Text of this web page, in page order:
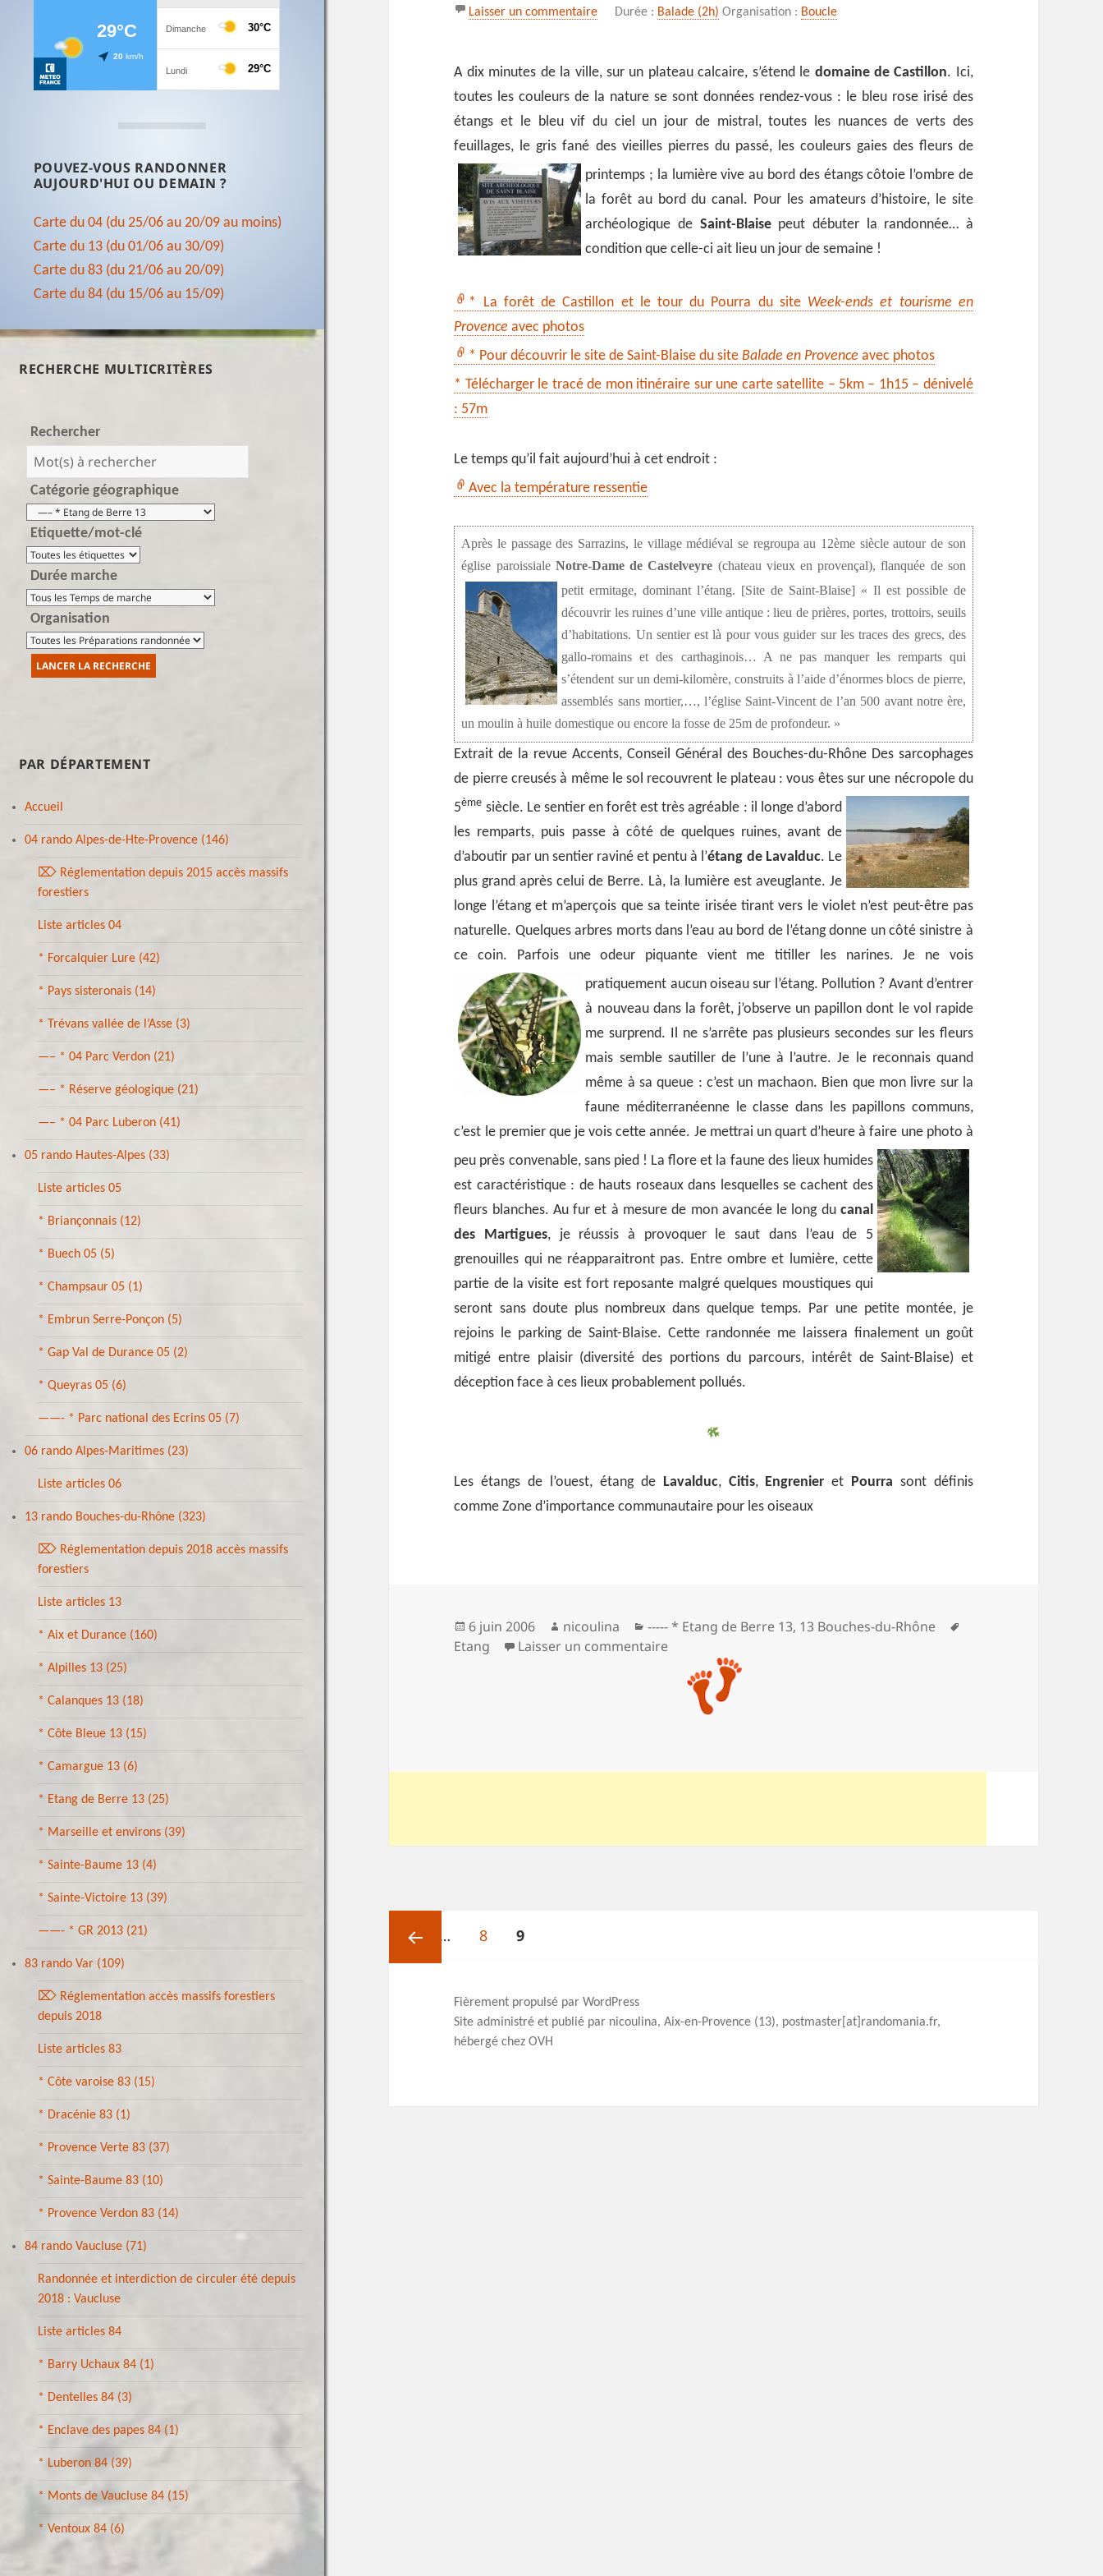
POUVEZ-VOUS RANDONNER
AUJOURD'HUI OU DEMAIN ?
Carte du 04 (du 25/06 au 20/09 au moins)
Carte du 13 (du 01/06 au 30/09)
Carte du 83 (du 21/06 au 20/09)
Carte du 84 (du 15/06 au 15/09)
RECHERCHE MULTICRITÈRES
Rechercher
Catégorie géographique
Etiquette/mot-clé
Durée marche
Organisation
PAR DÉPARTEMENT
Accueil
04 rando Alpes-de-Hte-Provence (146)
⌦ Réglementation depuis 2015 accès massifs
forestiers
Liste articles 04
* Forcalquier Lure (42)
* Pays sisteronais (14)
* Trévans vallée de l’Asse (3)
—– * 04 Parc Verdon (21)
—– * Réserve géologique (21)
—– * 04 Parc Luberon (41)
05 rando Hautes-Alpes (33)
Liste articles 05
* Briançonnais (12)
* Buech 05 (5)
* Champsaur 05 (1)
* Embrun Serre-Ponçon (5)
* Gap Val de Durance 05 (2)
* Queyras 05 (6)
——- * Parc national des Ecrins 05 (7)
06 rando Alpes-Maritimes (23)
Liste articles 06
13 rando Bouches-du-Rhône (323)
⌦ Réglementation depuis 2018 accès massifs
forestiers
Liste articles 13
* Aix et Durance (160)
* Alpilles 13 (25)
* Calanques 13 (18)
* Côte Bleue 13 (15)
* Camargue 13 (6)
* Etang de Berre 13 (25)
* Marseille et environs (39)
* Sainte-Baume 13 (4)
* Sainte-Victoire 13 (39)
——- * GR 2013 (21)
83 rando Var (109)
⌦ Réglementation accès massifs forestiers
depuis 2018
Liste articles 83
* Côte varoise 83 (15)
* Dracénie 83 (1)
* Provence Verte 83 (37)
* Sainte-Baume 83 (10)
* Provence Verdon 83 (14)
84 rando Vaucluse (71)
Randonnée et interdiction de circuler été depuis
2018 : Vaucluse
Liste articles 84
* Barry Uchaux 84 (1)
* Dentelles 84 (3)
* Enclave des papes 84 (1)
* Luberon 84 (39)
* Monts de Vaucluse 84 (15)
* Ventoux 84 (6)
Laisser un commentaire
sur Entre étang et forêt de Castillon
Durée : Balade (2h) Organisation : Boucle
A dix minutes de la ville, sur un plateau calcaire, s’étend le domaine de Castillon. Ici,
toutes les couleurs de la nature se sont données rendez-vous : le bleu rose irisé des
étangs et le bleu vif du ciel un jour de mistral, toutes les nuances de verts des
feuillages, le gris fané des vieilles pierres du passé, les couleurs gaies des fleurs de
printemps ; la lumière vive au bord des étangs côtoie l’ombre de
la forêt au bord du canal. Pour les amateurs d’histoire, le site
archéologique de Saint-Blaisepeut débuter la randonnée… à
condition que celle-ci ait lieu un jour de semaine !
* La forêt de Castillon et le tour du Pourra du site Week-ends et tourisme en
Provence avec photos
* Pour découvrir le site de Saint-Blaise du siteBalade en Provence avec photos
* Télécharger le tracé de mon itinéraire sur une carte satellite – 5km – 1h15 – dénivelé
: 57m
Le temps qu’il fait aujourd’hui à cet endroit :
Avec la température ressentie
Après le passage des Sarrazins, le village médiéval se regroupa au 12ème siècle autour de son
église paroissiale Notre-Dame de Castelveyre (chateau vieux en provençal), flanquée de son
petit ermitage, dominant l’étang. [Site de Saint-Blaise] « Il est possible de
découvrir les ruines d’une ville antique : lieu de prières, portes, trottoirs, seuils
d’habitations. Un sentier est là pour vous guider sur les traces des grecs, des
gallo-romains et des carthaginois… A ne pas manquer les remparts qui
s’étendent sur un demi-kilomère, construits à l’aide d’énormes blocs de pierre,
assemblés sans mortier,…, l’église Saint-Vincent de l’an 500 avant notre ère,
un moulin à huile domestique ou encore la fosse de 25m de profondeur. »
Extrait de la revue Accents, Conseil Général des Bouches-du-Rhône Des sarcophages
de pierre creusés à même le sol recouvrent le plateau : vous êtes sur une nécropole du
5ème siècle. Le sentier en forêt est très agréable : il longe d’abord
les remparts, puis passe à côté de quelques ruines, avant de
d’aboutir par un sentier raviné et pentu à l’étang de Lavalduc. Le
plus grand après celui de Berre. Là, la lumière est aveuglante. Je
longe l’étang et m’aperçois que sa teinte irisée tirant vers le violet n’est peut-être pas
naturelle. Quelques arbres morts dans l’eau au bord de l’étang donne un côté sinistre à
ce coin. Parfois une odeur piquante vient me titiller les narines. Je ne vois
pratiquement aucun oiseau sur l’étang. Pollution ? Avant d’entrer
à nouveau dans la forêt, j’observe un papillon dont le vol rapide
me surprend. Il ne s’arrête pas plusieurs secondes sur les fleurs
mais semble sautiller de l’une à l’autre. Je le reconnais quand
même à sa queue : c’est un machaon. Bien que mon livre sur la
faune méditerranéenne le classe dans les papillons communs,
c’est le premier que je vois cette année. Je mettrai un quart d’heure à faire une photo à
peu près convenable, sans pied ! La flore et la faune des lieux humides
est caractéristique : de hauts roseaux dans lesquelles se cachent des
fleurs blanches. Au fur et à mesure de mon avancée le long du canal
des Martigues, je réussis à provoquer le saut dans l’eau de 5
grenouilles qui ne réapparaitront pas. Entre ombre et lumière, cette
partie de la visite est fort reposante malgré quelques moustiques qui
seront sans doute plus nombreux dans quelque temps. Par une petite montée, je
rejoins le parking de Saint-Blaise. Cette randonnée me laissera finalement un goût
mitigé entre plaisir (diversité des portions du parcours, intérêt de Saint-Blaise) et
déception face à ces lieux probablement pollués.
Les étangs de l’ouest, étang de Lavalduc, Citis, Engrenier et Pourra sont définis
comme Zone d’importance communautaire pour les oiseaux
Publié
le
6 juin 2006 Auteur
nicoulina Catégories
----- * Etang de Berre 13, 13 Bouches-du-Rhône
Etang Laisser un commentaire
des
précédente
Page
1 … Page
8 PAGE
9
Fièrement propulsé par WordPress
Site administré et publié par nicoulina, Aix-en-Provence (13), postmaster[at]randomania.fr,
hébergé chez OVH